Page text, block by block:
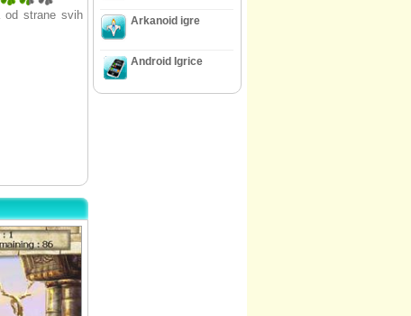
od strane svih
Arkanoid igre
Android Igrice